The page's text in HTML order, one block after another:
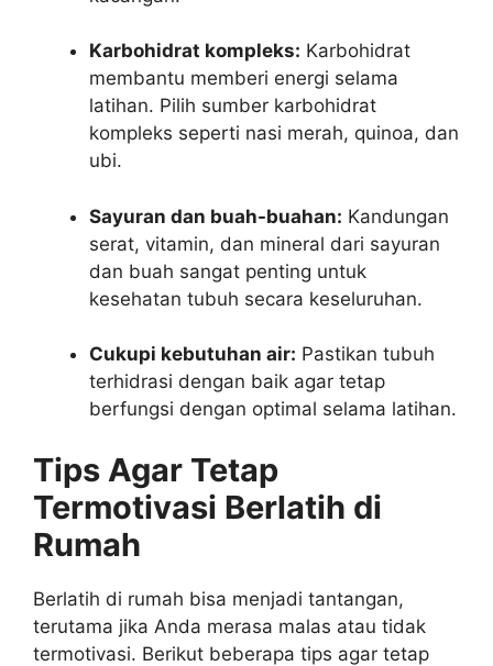
Karbohidrat kompleks: Karbohidrat
membantu memberi energi selama
latihan. Pilih sumber karbohidrat
kompleks seperti nasi merah, quinoa, dan
ubi.
Sayuran dan buah-buahan: Kandungan
serat, vitamin, dan mineral dari sayuran
dan buah sangat penting untuk
kesehatan tubuh secara keseluruhan.
Cukupi kebutuhan air: Pastikan tubuh
terhidrasi dengan baik agar tetap
berfungsi dengan optimal selama latihan.
Tips Agar Tetap
Termotivasi Berlatih di
Rumah
Berlatih di rumah bisa menjadi tantangan,
terutama jika Anda merasa malas atau tidak
termotivasi. Berikut beberapa tips agar tetap